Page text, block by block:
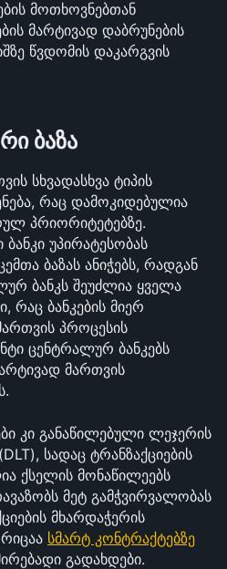
მოთხოვნებთან
მარტივად დაბრუნების
წვდომის დაკარგვის
ბაზა
სხვადასხვა ტიპის
რაც დამოკიდებულია
პრიორიტეტებზე.
უპირატესობას
ბაზას ანიჭებს, რადგან
ბანკს შეუძლია ყველა
რაც ბანკების მიერ
პროცესის
ცენტრალურ ბანკებს
მართვის
კი განაწილებული ლეჯერის
სადაც ტრანზაქციების
ქსელის მონაწილეებს
მეტ გამჭვირვალობას
მხარდაჭერის
სმარტ კონტრაქტებზე
გადახდები.